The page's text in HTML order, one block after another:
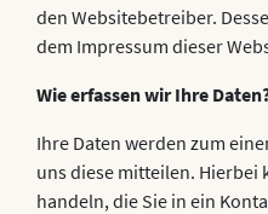
den Websitebetreiber.
dem Impressum dieser
Wie erfassen wir Ihre
Ihre Daten werden zum
uns diese mitteilen. Hierbei
handeln, die Sie in ein